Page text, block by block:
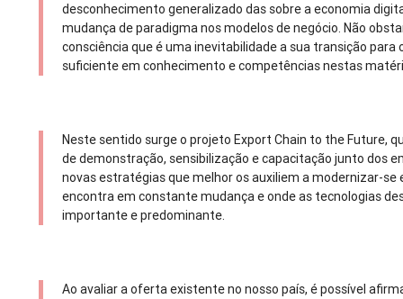
desconhecimento generalizado das sobre a economia
mudança de paradigma nos modelos de negócio. Não
consciência que é uma inevitabilidade a sua transição para
suficiente em conhecimento e competências nestas
Neste sentido surge o projeto Export Chain to the Future,
de demonstração, sensibilização e capacitação junto dos
novas estratégias que melhor os auxiliem a modernizar-se
encontra em constante mudança e onde as tecnologias
importante e predominante.
Ao avaliar a oferta existente no nosso país, é possível